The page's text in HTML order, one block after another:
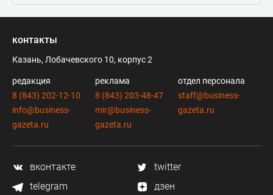
контакты
Казань, Лобачевского 10, корпус 2
редакция
8 (843) 202-12-10
info@business-
gazeta.ru
реклама
8 (843) 203-48-47
mir@business-
gazeta.ru
отдел персонала
staff@business-
gazeta.ru
вконтакте
twitter
telegram
дзен